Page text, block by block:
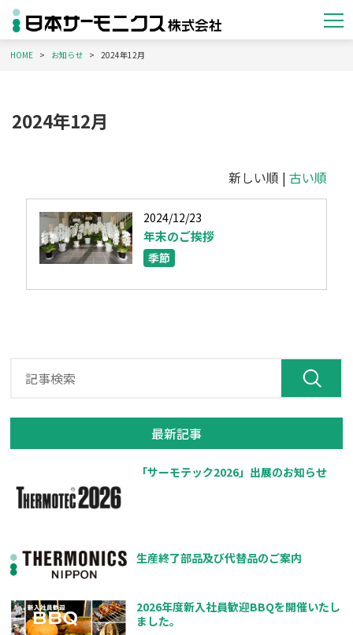
HOME お知らせ 2024年12月
2024年12月
新しい順 | 古い順
2024/12/23
年末のご挨拶
季節
最新記事
「サーモテック2026」出展のお知らせ
生産終了部品及び代替品のご案内
2026年度新入社員歓迎BBQを開催いたし
ました。